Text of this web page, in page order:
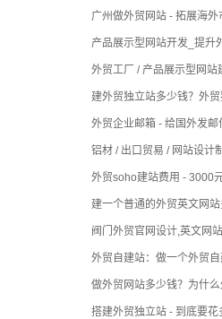
广州做外贸网站 - 拓展海外
产品展示型网站开发_提升
外贸工厂 / 产品展示型网站
建外贸独立站多少钱？外
外贸企业邮箱 - 给国外发邮
铝材 / 出口贸易 / 网站设计
外贸soho建站费用 - 3000
建一个普通的外贸英文网站
阀门外贸官网设计,英文网
外贸自建站：做一个外贸自
做外贸网站多少钱？为什么
搭建外贸独立站 - 到底要花